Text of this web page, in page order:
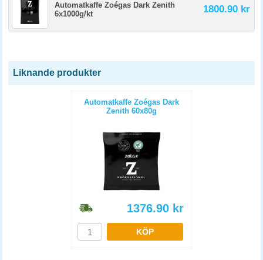
Automatkaffe Zoégas Dark Zenith
6x1000g/kt
1800.90 kr
Liknande produkter
Automatkaffe Zoégas Dark
Zenith 60x80g
1376.90 kr
KÖP